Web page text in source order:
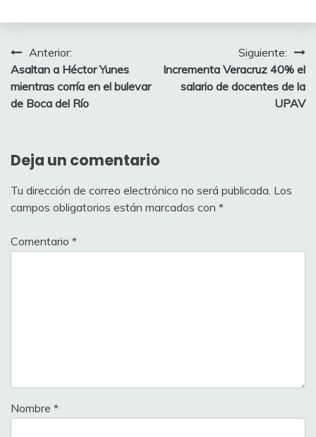
Navegación
de
entradas
Anterior:
Asaltan a Héctor Yunes
mientras corría en el bulevar
de Boca del Río
Siguiente:
Incrementa Veracruz 40% el
salario de docentes de la
UPAV
Deja un comentario
Tu dirección de correo electrónico no será publicada. Los
campos obligatorios están marcados con *
Comentario *
Nombre *